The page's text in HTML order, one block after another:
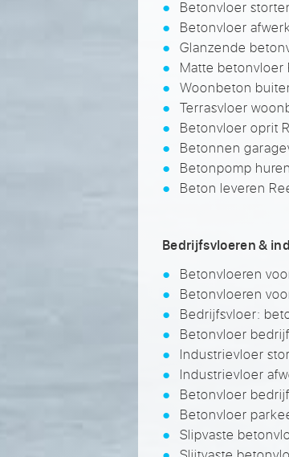
Betonvloer
Betonvloer
Glanzende
Matte betonvloer
Woonbeton
Terrasvloer
Betonvloer oprit
Betonnen
Betonpomp
Beton leveren
Bedrijfsvloeren &
Betonvloeren
Betonvloeren
Bedrijfsvloer:
Betonvloer
Industrievloer
Industrievloer
Betonvloer
Betonvloer
Slipvaste